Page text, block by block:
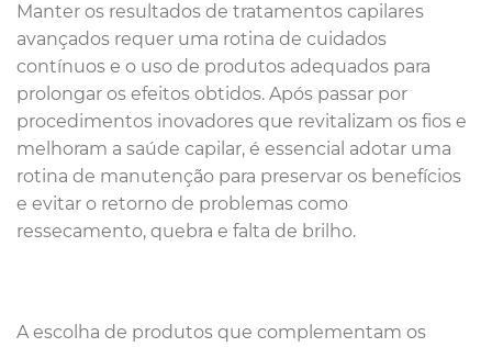
Manter os resultados de tratamentos capilares
avançados requer uma rotina de cuidados
contínuos e o uso de produtos adequados para
prolongar os efeitos obtidos. Após passar por
procedimentos inovadores que revitalizam os fios e
melhoram a saúde capilar, é essencial adotar uma
rotina de manutenção para preservar os benefícios
e evitar o retorno de problemas como
ressecamento, quebra e falta de brilho.
A escolha de produtos que complementam os